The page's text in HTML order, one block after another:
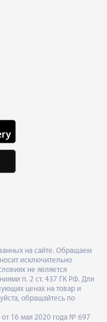
на сайте. Обращаем
носит исключительно
не является
п. 2 ст. 437 ГК РФ. Для
ценах на товар и
обращайтесь по
16 мая 2020 года № 697